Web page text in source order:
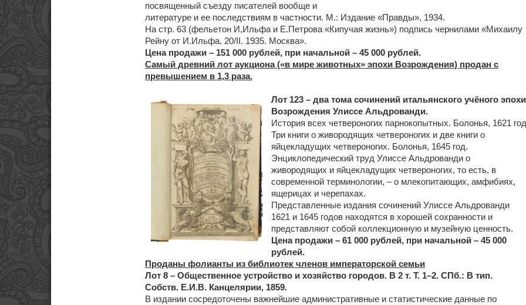
посвященный съезду писателей вообще и
литературе и ее последствиям в частности. М.: Издание «Правды», 1934.
На стр. 63 (фельетон И,Ильфа и Е.Петрова «Кипучая жизнь») подпись чернилами «Михаилу
Рейну от И.Ильфа. 20/II. 1935. Москва».
Цена продажи – 151 000 рублей, при начальной – 45 000 рублей.
Самый древний лот аукциона («в мире животных» эпохи Возрождения) продан с
превышением в 1,3 раза.
Лот 123 – два тома сочинений итальянского учёного эпохи
Возрождения Улиссе Альдрованди.
История всех четвероногих парнокопытных. Болонья, 1621 год
Три книги о живородящих четвероногих и две книги о
яйцекладущих четвероногих. Болонья, 1645 год.
Энциклопедический труд Улиссе Альдрованди о
живородящих и яйцекладущих четвероногих, то есть, в
современной терминологии, – о млекопитающих, амфибиях,
ящерицах и черепахах.
Представленные издания сочинений Улиссе Альдрованди
1621 и 1645 годов находятся в хорошей сохранности и
представляют собой коллекционную и музейную ценность.
Цена продажи – 61 000 рублей, при начальной – 45 000
рублей.
Проданы фолианты из библиотек членов императорской семьи
Лот 8 – Общественное устройство и хозяйство городов. В 2 т. Т. 1–2. СПб.: В тип.
Собств. Е.И.В. Канцелярии, 1859.
В издании сосредоточены важнейшие административные и статистические данные по